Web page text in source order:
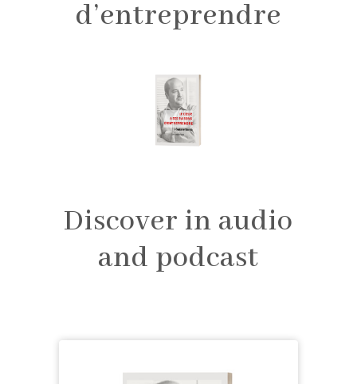
d’entreprendre
Discover in audio
and podcast